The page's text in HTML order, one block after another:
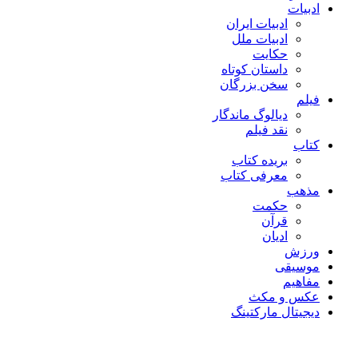
ادبیات
ادبیات ایران
ادبیات ملل
حکایت
داستان کوتاه
سخن بزرگان
فیلم
دیالوگ ماندگار
نقد فیلم
کتاب
بریده کتاب
معرفی کتاب
مذهب
حکمت
قرآن
ادیان
ورزش
موسیقی
مفاهیم
عکس و مکث
دیجیتال مارکتینگ